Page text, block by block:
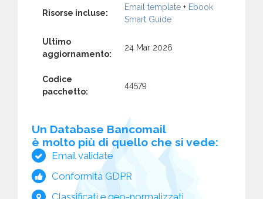
Risorse incluse:
Email template + Ebook
Smart Guide
Ultimo
aggiornamento:
24 Mar 2026
Codice
pacchetto:
44579
Un Database Bancomail
è molto più di quello che si vede:
Email validate
Conformità GDPR
Classificati e geo-normalizzati